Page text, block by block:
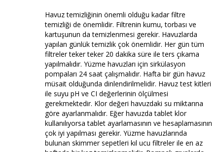
Havuz temizliğinin önemli olduğu kadar filtre
temizliği de önemlidir. Filtrenin kumu, torbası ve
kartuşunun da temizlenmesi gerekir. Havuzlarda
yapılan günlük temizlik çok önemlidir. Her gün tüm
filtreler teker teker 20 dakika süre ile ters çıkama
yapılmalıdır. Yüzme havuzları için sirkülasyon
pompaları 24 saat çalışmalıdır. Hafta bir gün havuz
müsait olduğunda dinlendirilmelidir. Havuz test kitleri
ile suyu pH ve CI değerlerinin ölçülmesi
gerekmektedir. Klor değeri havuzdaki su miktarına
göre ayarlanmalıdır. Eğer havuzda tablet klor
kullanılıyorsa tablet ayarlamasının ve hesaplamasının
çok iyi yapılması gerekir. Yüzme havuzlarında
bulunan skimmer sepetleri kıl ucu filtreler ile en az